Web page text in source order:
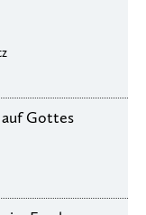
auf Gottes